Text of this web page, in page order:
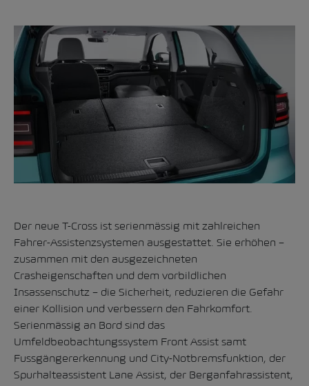
Der neue T-Cross ist serienmässig mit zahlreichen
Fahrer-Assistenzsystemen ausgestattet. Sie erhöhen –
zusammen mit den ausgezeichneten
Crasheigenschaften und dem vorbildlichen
Insassenschutz – die Sicherheit, reduzieren die Gefahr
einer Kollision und verbessern den Fahrkomfort.
Serienmässig an Bord sind das
Umfeldbeobachtungssystem Front Assist samt
Fussgängererkennung und City-Notbremsfunktion, der
Spurhalteassistent Lane Assist, der Berganfahrassistent,